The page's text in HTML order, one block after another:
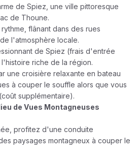
de Spiez, une ville pittoresque
de Thoune.
flânant dans des rues
l'atmosphère locale.
de Spiez (frais d'entrée
riche de la région.
une croisière relaxante en bateau
à couper le souffle alors que vous
supplémentaire).
de Vues Montagneuses
profitez d'une conduite
paysages montagneux à couper le